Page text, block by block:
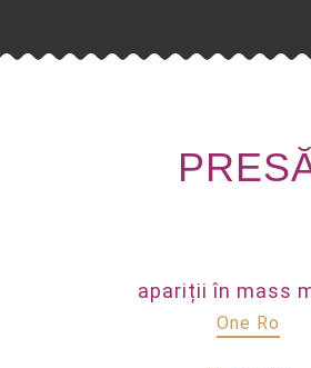
apariții în mass
One Ro